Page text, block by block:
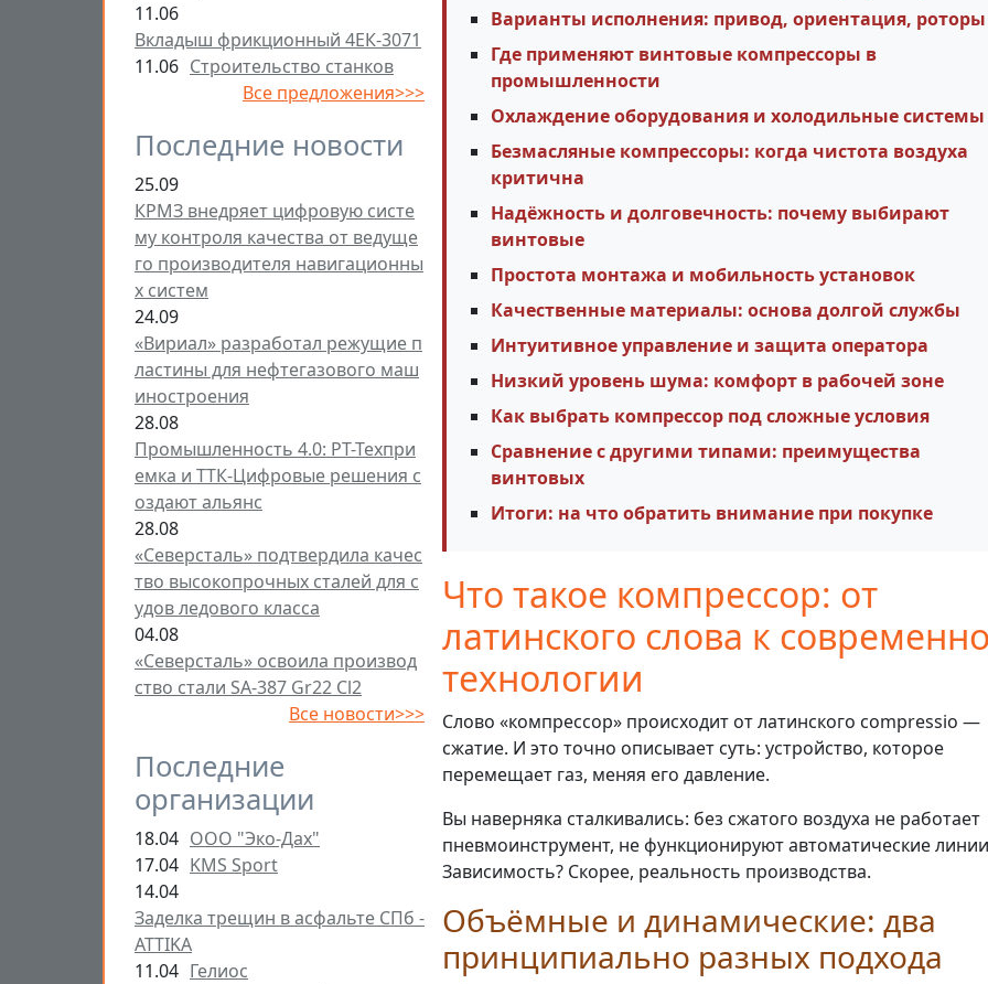
11.06
Вкладыш фрикционный 4ЕК-3071
11.06 Строительство станков
Все предложения>>>
Последние новости
25.09
КРМЗ внедряет цифровую систе
му контроля качества от ведуще
го производителя навигационны
х систем
24.09
«Вириал» разработал режущие п
ластины для нефтегазового маш
иностроения
28.08
Промышленность 4.0: РТ-Техпри
емка и ТТК-Цифровые решения с
оздают альянс
28.08
«Северсталь» подтвердила качес
тво высокопрочных сталей для с
удов ледового класса
04.08
«Северсталь» освоила производ
ство стали SA-387 Gr22 Cl2
Все новости>>>
Последние
организации
18.04 ООО "Эко-Дах"
17.04 KMS Sport
14.04
Заделка трещин в асфальте СПб -
ATTIKA
11.04 Гелиос
Варианты исполнения: привод, ориентация, роторы
Где применяют винтовые компрессоры в
промышленности
Охлаждение оборудования и холодильные системы
Безмасляные компрессоры: когда чистота воздуха
критична
Надёжность и долговечность: почему выбирают
винтовые
Простота монтажа и мобильность установок
Качественные материалы: основа долгой службы
Интуитивное управление и защита оператора
Низкий уровень шума: комфорт в рабочей зоне
Как выбрать компрессор под сложные условия
Сравнение с другими типами: преимущества
винтовых
Итоги: на что обратить внимание при покупке
Что такое компрессор: от
латинского слова к
технологии
Слово «компрессор» происходит от латинского compressio —
сжатие. И это точно описывает суть: устройство, которое
перемещает газ, меняя его давление.
Вы наверняка сталкивались: без сжатого воздуха не работает
пневмоинструмент, не функционируют автоматические
Зависимость? Скорее, реальность производства.
Объёмные и динамические: два
принципиально разных подхода